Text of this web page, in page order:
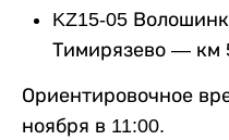
KZ15-05
Тимирязево — км
Ориентировочное
ноября в 11:00.